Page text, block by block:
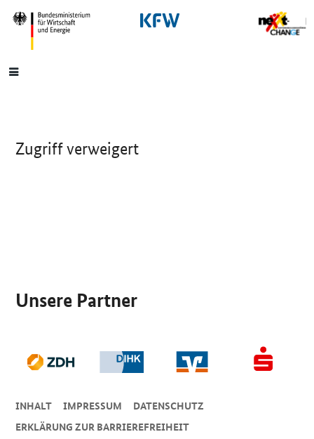
SrOnlyNavigation
Hauptmenü
Zugriff verweigert
Unsere Partner
INHALT IMPRESSUM
DA­TEN­SCHUTZ
ERKLÄRUNG ZUR BARRIEREFREIHEIT